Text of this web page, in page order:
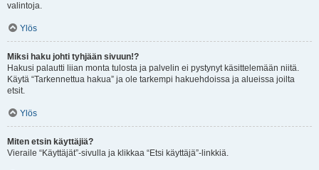
valintoja.
Ylös
Miksi haku johti tyhjään sivuun!?
Hakusi palautti liian monta tulosta ja palvelin ei pystynyt käsittelemään niitä.
Käytä “Tarkennettua hakua” ja ole tarkempi hakuehdoissa ja alueissa joilta
etsit.
Ylös
Miten etsin käyttäjiä?
Vieraile “Käyttäjät”-sivulla ja klikkaa “Etsi käyttäjä”-linkkiä.